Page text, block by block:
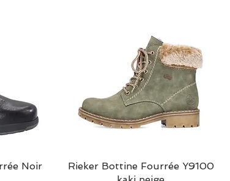
Noir
Rieker Bottine Fourrée Y9100